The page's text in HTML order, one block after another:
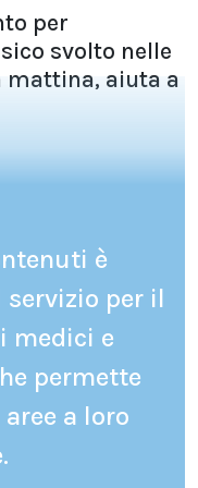
per
svolto nelle
mattina, aiuta a
è
servizio per il
medici e
permette
a loro